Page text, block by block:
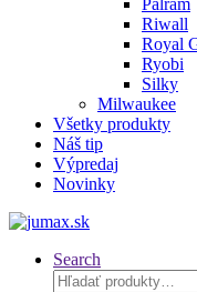
Palram
Riwall
Royal
Ryobi
Silky
Milwaukee
Všetky produkty
Náš tip
Výpredaj
Novinky
Search
Hľadať: